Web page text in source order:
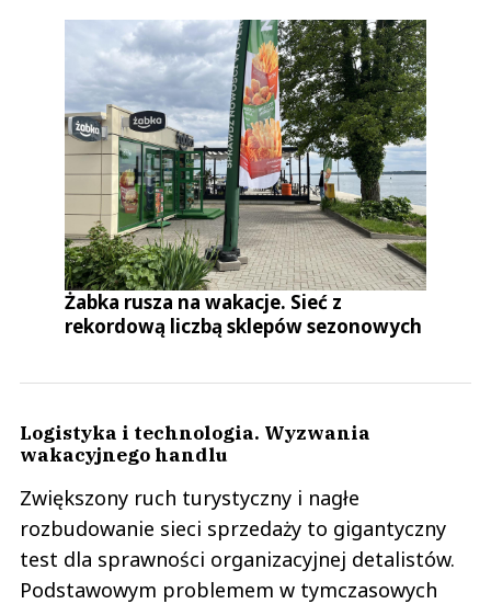
Żabka rusza na wakacje. Sieć z
rekordową liczbą sklepów sezonowych
Logistyka i technologia. Wyzwania
wakacyjnego handlu
Zwiększony ruch turystyczny i nagłe
rozbudowanie sieci sprzedaży to gigantyczny
test dla sprawności organizacyjnej detalistów.
Podstawowym problemem w tymczasowych